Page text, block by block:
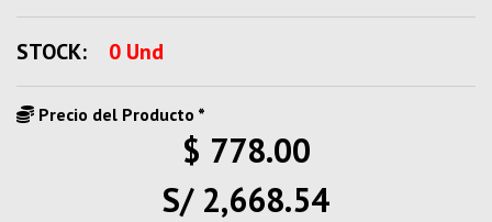
STOCK: 0 Und
Precio del Producto *
$ 778.00
S/ 2,668.54